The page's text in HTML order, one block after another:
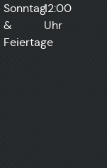
Sonntag
&
Feiertage
12:00
Uhr